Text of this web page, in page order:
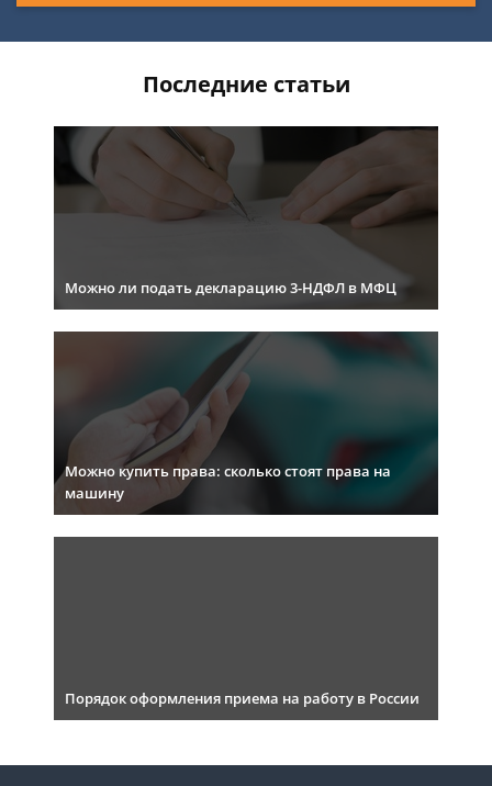
Последние статьи
Можно ли подать декларацию 3-НДФЛ в МФЦ
Можно купить права: сколько стоят права на
машину
Порядок оформления приема на работу в России